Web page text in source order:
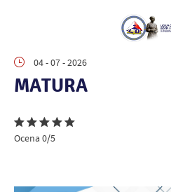
04 - 07 - 2026
MATURA
Ocena 0/5